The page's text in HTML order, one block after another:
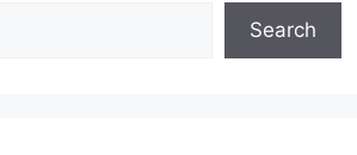
Search